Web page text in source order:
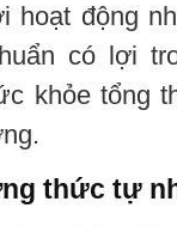
hoạt động
có lợi
khỏe tổng
thức tự